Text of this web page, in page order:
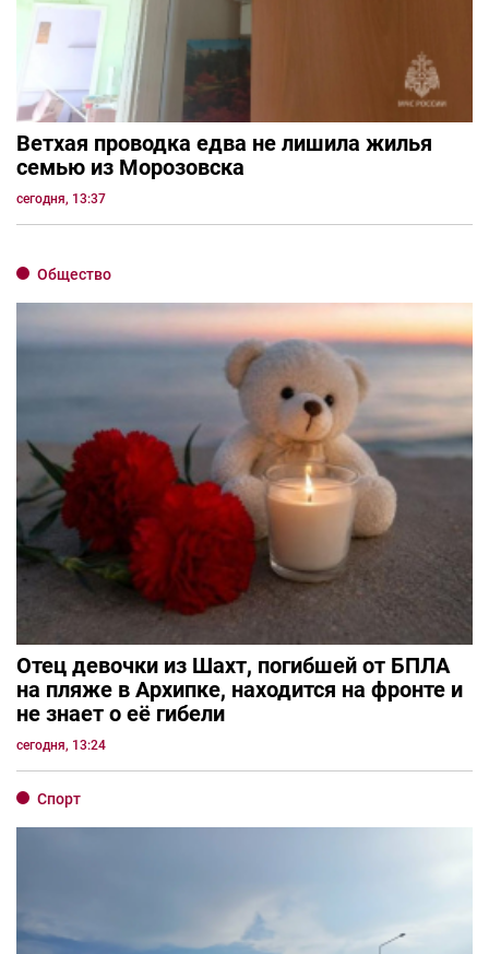
Ветхая проводка едва не лишила жилья
семью из Морозовска
сегодня, 13:37
Общество
Отец девочки из Шахт, погибшей от БПЛА
на пляже в Архипке, находится на фронте и
не знает о её гибели
сегодня, 13:24
Спорт